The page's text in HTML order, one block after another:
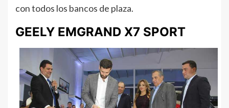
con todos los bancos de plaza.
GEELY EMGRAND X7 SPORT